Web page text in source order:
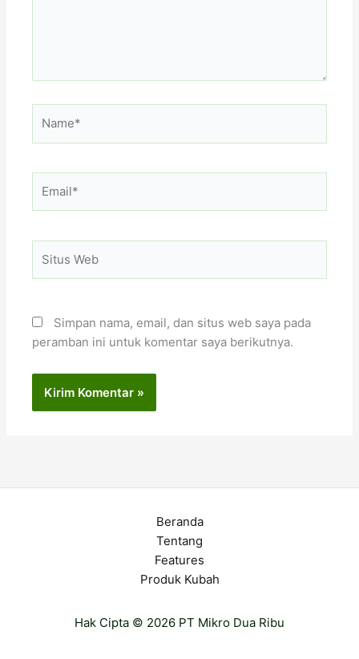
Web
Simpan nama, email, dan situs web saya pada
peramban ini untuk komentar saya berikutnya.
Beranda
Tentang
Features
Produk Kubah
Hak Cipta © 2026 PT Mikro Dua Ribu